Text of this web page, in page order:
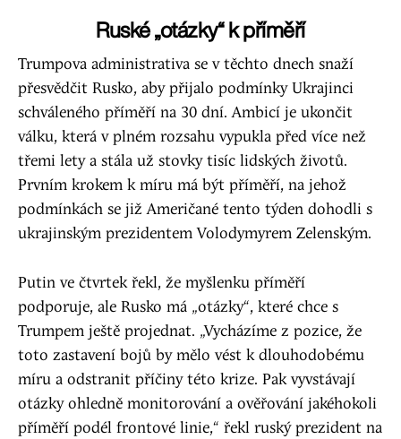
Ruské „otázky“ k příměří
Trumpova administrativa se v těchto dnech snaží
přesvědčit Rusko, aby přijalo podmínky Ukrajinci
schváleného příměří na 30 dní. Ambicí je ukončit
válku, která v plném rozsahu vypukla před více než
třemi lety a stála už stovky tisíc lidských životů.
Prvním krokem k míru má být příměří, na jehož
podmínkách se již Američané tento týden dohodli s
ukrajinským prezidentem Volodymyrem Zelenským.
Putin ve čtvrtek řekl, že myšlenku příměří
podporuje, ale Rusko má „otázky“, které chce s
Trumpem ještě projednat. „Vycházíme z pozice, že
toto zastavení bojů by mělo vést k dlouhodobému
míru a odstranit příčiny této krize. Pak vyvstávají
otázky ohledně monitorování a ověřování jakéhokoli
příměří podél frontové linie,“ řekl ruský prezident na